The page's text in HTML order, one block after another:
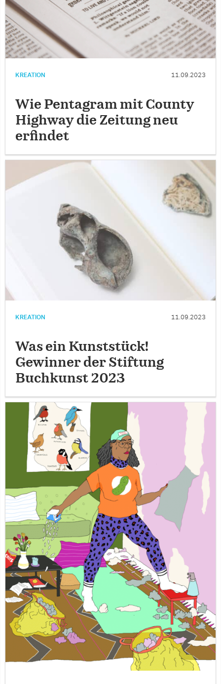
KREATION 11.09.2023
Wie Pentagram mit County
Highway die Zeitung neu
erfindet
KREATION 11.09.2023
Was ein Kunststück!
Gewinner der Stiftung
Buchkunst 2023